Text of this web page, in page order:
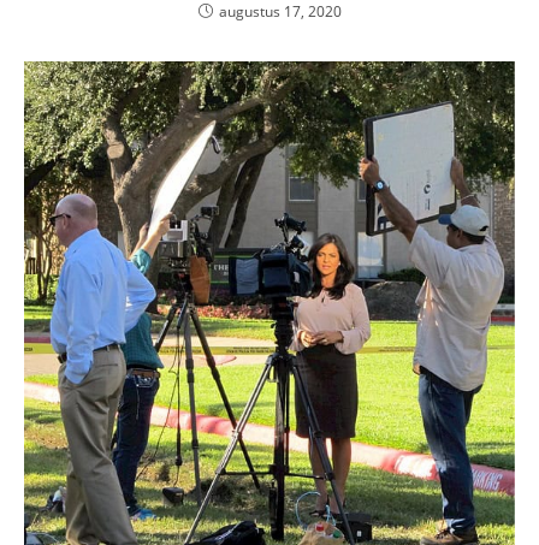
augustus 17, 2020